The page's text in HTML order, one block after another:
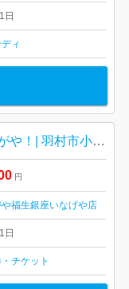
日
ィ
金券買取ならさすがや！| 羽村市小作台| JCBギフトカードおまとめ
円
や福生銀座いなげや店
日
チケット